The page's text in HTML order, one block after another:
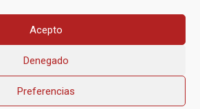
Acepto
Denegado
Preferencias